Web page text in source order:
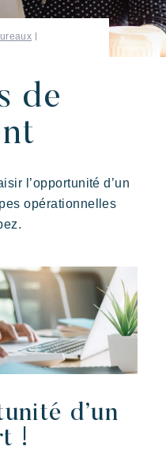
Villages
de
l’opportunité d’un
opérationnelles
d’un
!